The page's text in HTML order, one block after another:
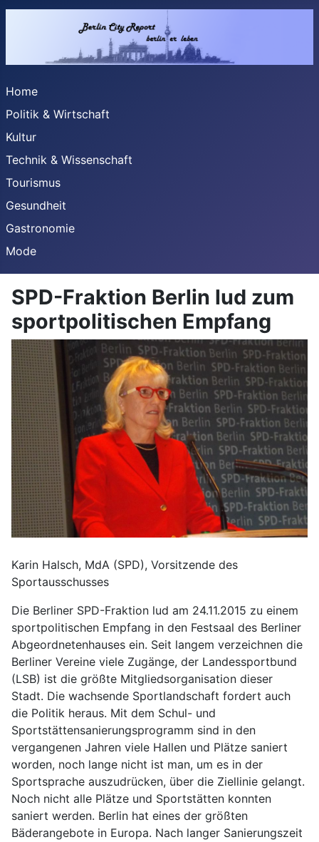
Home
Politik & Wirtschaft
Kultur
Technik & Wissenschaft
Tourismus
Gesundheit
Gastronomie
Mode
SPD-Fraktion Berlin lud zum
sportpolitischen Empfang
Karin Halsch, MdA (SPD), Vorsitzende des
Sportausschusses
Die Berliner SPD-Fraktion lud am 24.11.2015 zu einem
sportpolitischen Empfang in den Festsaal des Berliner
Abgeordnetenhauses ein. Seit langem verzeichnen die
Berliner Vereine viele Zugänge, der Landessportbund
(LSB) ist die größte Mitgliedsorganisation dieser
Stadt. Die wachsende Sportlandschaft fordert auch
die Politik heraus. Mit dem Schul- und
Sportstättensanierungsprogramm sind in den
vergangenen Jahren viele Hallen und Plätze saniert
worden, noch lange nicht ist man, um es in der
Sportsprache auszudrücken, über die Ziellinie gelangt.
Noch nicht alle Plätze und Sportstätten konnten
saniert werden. Berlin hat eines der größten
Bäderangebote in Europa. Nach langer Sanierungszeit